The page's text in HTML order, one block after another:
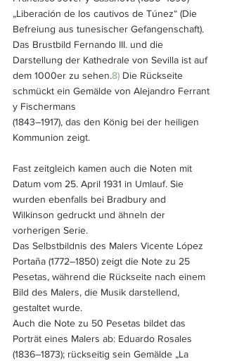
„Liberación de los cautivos de Túnez“ (Die
Befreiung aus tunesischer Gefangenschaft).
Das Brustbild Fernando III. und die
Darstellung der Kathedrale von Sevilla ist auf
dem 1000er zu sehen.8) Die Rückseite
schmückt ein Gemälde von Alejandro Ferrant
y Fischermans
(1843–1917), das den König bei der heiligen
Kommunion zeigt.
Fast zeitgleich kamen auch die Noten mit
Datum vom 25. April 1931 in Umlauf. Sie
wurden ebenfalls bei Bradbury and
Wilkinson gedruckt und ähneln der
vorherigen Serie.
Das Selbstbildnis des Malers Vicente López
Portaña (1772–1850) zeigt die Note zu 25
Pesetas, während die Rückseite nach einem
Bild des Malers, die Musik darstellend,
gestaltet wurde.
Auch die Note zu 50 Pesetas bildet das
Porträt eines Malers ab: Eduardo Rosales
(1836–1873); rückseitig sein Gemälde „La